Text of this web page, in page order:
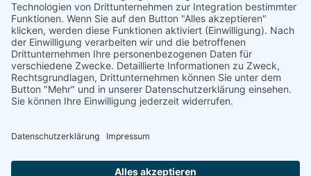
Bei Verdacht auf Erkrankungen konsultieren Sie
bitte Ihren Arzt, Heilpraktiker oder Apotheker.
Dagmar & Bruno
fitfor120-Lifestyle-Coaches
Autoren, Speaker
Entrepreneure, Networker
Fitfor120 auf Facebook
Facebookgruppe „Stoffwechselkur